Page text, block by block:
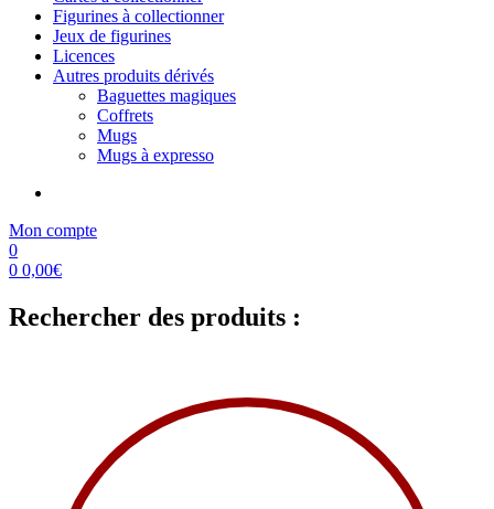
Figurines à collectionner
Jeux de figurines
Licences
Autres produits dérivés
Baguettes magiques
Coffrets
Mugs
Mugs à expresso
Mon compte
0
0 0,00€
Rechercher des produits :